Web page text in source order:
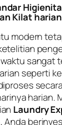
Kilat harian
modern
sangat
seperti
harian.
Laundry
, Anda